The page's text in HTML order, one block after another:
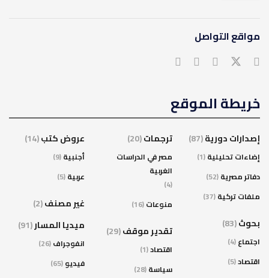
مواقع التواصل
خريطة الموقع
إصدارات دورية(87)
إضاءات تحليلية(1)
دفاتر مصرية(52)
ملفات تركية(37)
بحوث(83)
اجتماع(4)
اقتصاد(5)
ترجمات(20)
مصر في الدراسات
الغربية
(4)
منوعات(16)
تقدير موقف(29)
اقتصاد(1)
سياسة(28)
عروض كتب(14)
أجنبية(9)
عربية(5)
غير مصنف(2)
ميديا المسار(91)
انفوجراف(26)
فيديو(65)